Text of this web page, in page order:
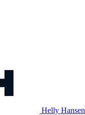
Helly Hansen